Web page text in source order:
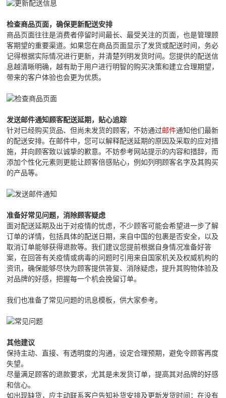
检查商品页面，确保更新配送安排
商品页面往往是消费者停留时间最长、最受关注的页面，也是管理顾
客期望的重要渠道。如果您在商品页面显示了发货或配送时间，务必
记得根据实际情况进行更新，并清楚列明发货时间。您提供的配送信
息越清晰明确，越有助于用户进行明智的购买决策和建立合理期望，
带来的客户体验也会更为优质。
发送邮件通知顾客配送延期，贴心追踪
针对已经购买货品、但尚未发货的顾客，不妨通过 邮件通知他们最新
的配送安排。在邮件中，您可以解释配送延期的原因及采取的应对措
施，并向顾客致以诚挚的歉意。不妨参考网站提示的内容和措辞，而
添加个性化元素则更能让顾客倍感贴心，例如列明顾客名字及其购买
的产品等。
准备好常见问题，消除顾客疑虑
面对配送延期及出于对疫情的忧虑，不少顾客可能会希望进一步了解
订单的详情，包括具体的配送日期，来自中国的包裹是否安全，以及
取消订单能够获得退款等。我们建议您提前根据自身情况准备好答
案，在回答有关疫情或病毒的问题时引用来自国家机关及权威机构的
资讯，确保能够尽快为顾客提供答复、消除疑虑，提升其购物体验及
对品牌的好感，把握每一个机会挽留订单。
我们也准备了常见问题的讯息模板，供大家参考。
其他建议
保持主动、直接、有透明度的沟通，设定合理预期，避免令顾客再度
失望。
尽量满足顾客的退款要求，尤其是未发货订单，提高其对品牌的好感
和信心。
如出现缺货，应主动联系客户告知补货安排及更新发货时间；在没有